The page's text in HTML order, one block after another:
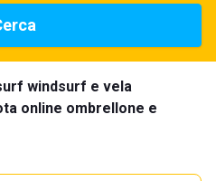
windsurf e vela
online ombrellone e